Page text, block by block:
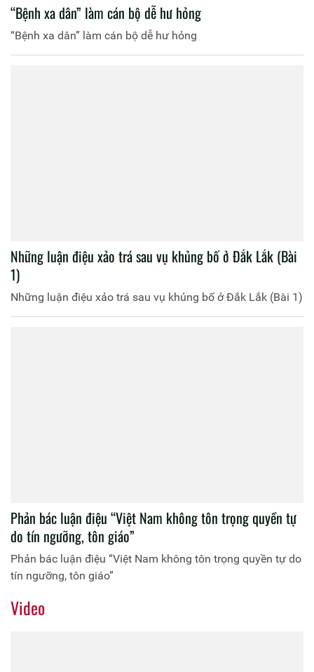
“Bệnh xa dân” làm cán bộ dễ hư hỏng
“Bệnh xa dân” làm cán bộ dễ hư hỏng
Những luận điệu xảo trá sau vụ khủng bố ở Đắk Lắk (Bài
1)
Những luận điệu xảo trá sau vụ khủng bố ở Đắk Lắk (Bài 1)
Phản bác luận điệu “Việt Nam không tôn trọng quyền tự
do tín ngưỡng, tôn giáo”
Phản bác luận điệu “Việt Nam không tôn trọng quyền tự do
tín ngưỡng, tôn giáo”
Video